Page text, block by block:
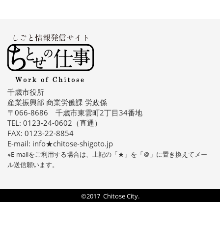
千歳市役所
産業振興部 商業労働課 労政係
〒066-8686 千歳市東雲町2丁目34番地
TEL: 0123-24-0602（直通）
FAX: 0123-22-8854
E-mail: info★chitose-shigoto.jp
※E-mailをご利用する場合は、上記の「★」を「＠」に置き換えてメー
ル送信願います。
©2017 Chitose City.